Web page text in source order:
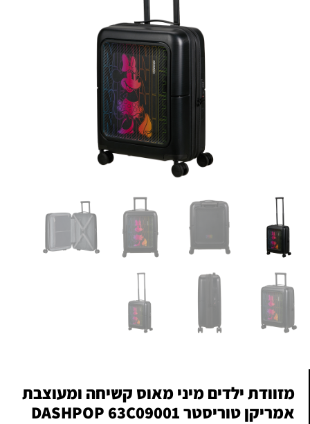
מזוודת ילדים מיני מאוס קשיחה ומעוצבת
אמריקן טוריסטר DASHPOP 63C09001